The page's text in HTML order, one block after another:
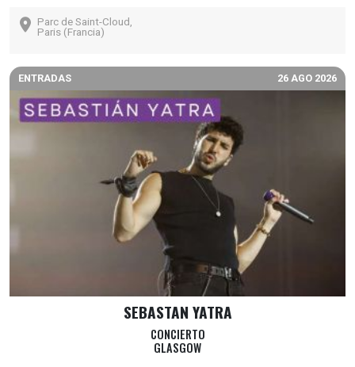
Parc de Saint-Cloud,
Paris (Francia)
ENTRADAS 26 AGO 2026
SEBASTAN YATRA
CONCIERTO
GLASGOW